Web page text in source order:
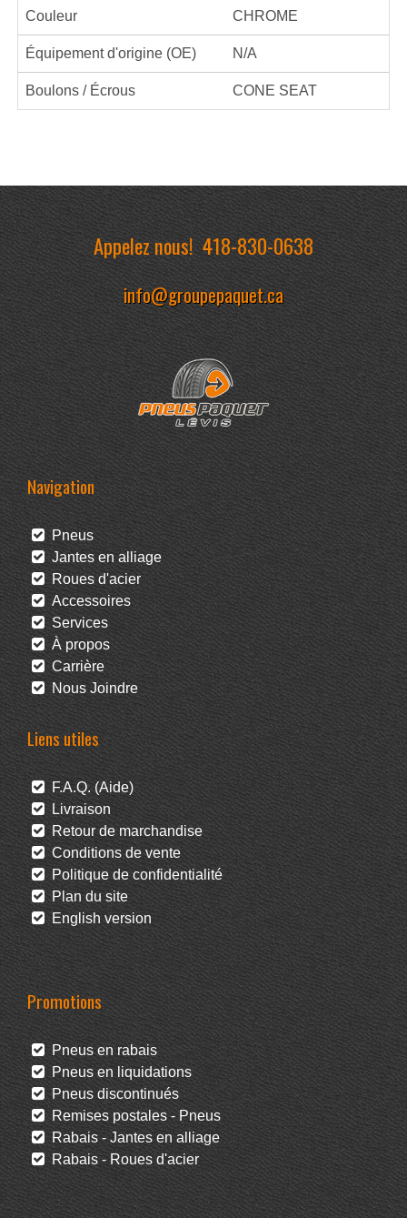
Couleur CHROME
Équipement d'origine (OE) N/A
Boulons / Écrous CONE SEAT
Appelez nous!418-830-0638
info@groupepaquet.ca
Navigation
Pneus
Jantes en alliage
Roues d'acier
Accessoires
Services
À propos
Carrière
Nous Joindre
Liens utiles
F.A.Q. (Aide)
Livraison
Retour de marchandise
Conditions de vente
Politique de confidentialité
Plan du site
English version
Promotions
Pneus en rabais
Pneus en liquidations
Pneus discontinués
Remises postales - Pneus
Rabais - Jantes en alliage
Rabais - Roues d'acier